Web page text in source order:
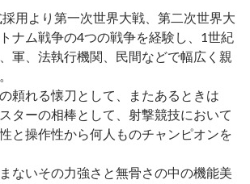
用より第一次世界大戦、第二次世界大
ナム戦争の4つの戦争を経験し、1世紀
軍、法執行機関、民間などで幅広く親
頼れる懐刀として、またあるときは
ターの相棒として、射撃競技において
と操作性から何人ものチャンピオンを
ないその力強さと無骨さの中の機能美